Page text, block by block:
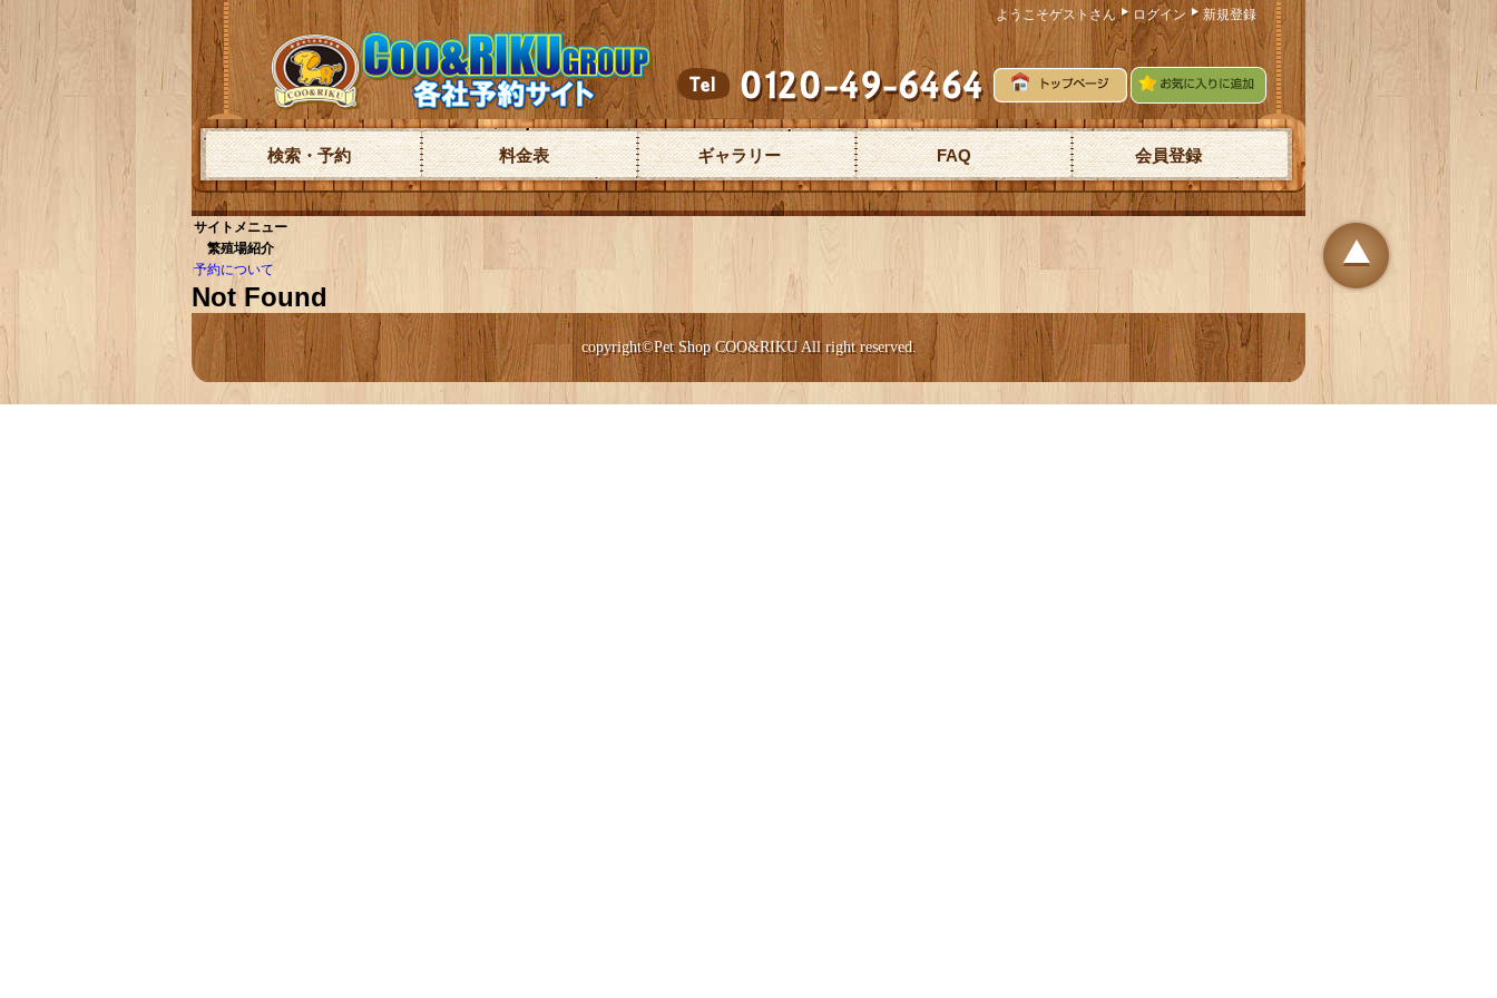
ようこそゲストさん ログイン 新規登録
検索・予約 料金表 ギャラリー FAQ 会員登録
サイトメニュー
繁殖場紹介
予約について
Not Found
copyright©Pet Shop COO&RIKU All right reserved.